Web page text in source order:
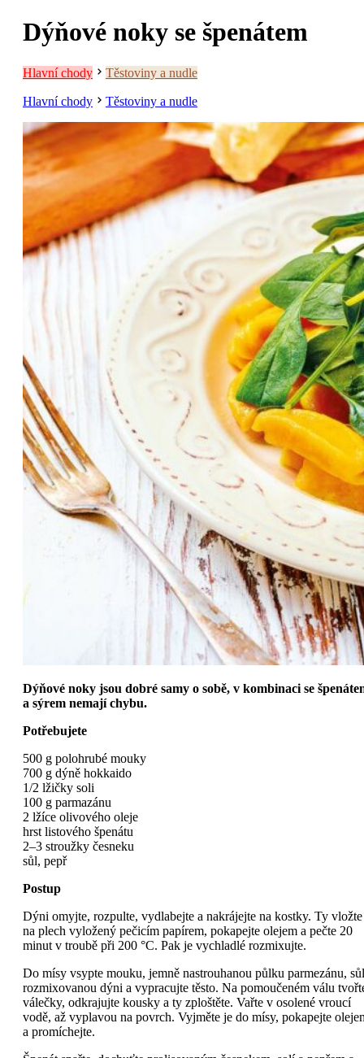
Dýňové noky se špenátem
Hlavní chody Těstoviny a nudle
Hlavní chody Těstoviny a nudle
Dýňové noky jsou dobré samy o sobě, v kombinaci se
a sýrem nemají chybu.
Potřebujete
500 g polohrubé mouky
700 g dýně hokkaido
1/2 lžičky soli
100 g parmazánu
2 lžíce olivového oleje
hrst listového špenátu
2–3 stroužky česneku
sůl, pepř
Postup
Dýni omyjte, rozpulte, vydlabejte a nakrájejte na kostky. Ty vložte
na plech vyložený pečicím papírem, pokapejte olejem a pečte 20
minut v troubě při 200 °C. Pak je vychladlé rozmixujte.
Do mísy vsypte mouku, jemně nastrouhanou půlku parmezánu,
rozmixovanou dýni a vypracujte těsto. Na pomoučeném válu
válečky, odkrajujte kousky a ty zploštěte. Vařte v osolené vroucí
vodě, až vyplavou na povrch. Vyjměte je do mísy, pokapejte
a promíchejte.